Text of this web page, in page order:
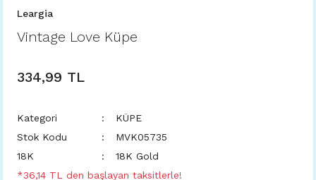
Leargia
Vintage Love Küpe
334,99 TL
Kategori
KÜPE
Stok Kodu
MVK05735
18K
18K Gold
*36,14 TL den başlayan taksitlerle!